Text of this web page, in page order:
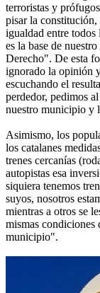
terroristas y
pisar la constitución,
igualdad entre todos
es la base de
Derecho". De esta
ignorado la opinión
escuchando el
perdedor, pedimos
nuestro municipio y
Asimismo, los
los catalanes
trenes cercanías
autopistas esa
siquiera tenemos
suyos, nosotros
mientras a otros se
mismas condiciones
municipio".